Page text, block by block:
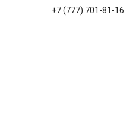
+7 (777) 701-81-16